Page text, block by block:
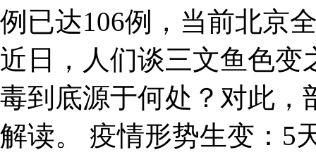
例已达106例，当前北京
近日，人们谈三文鱼色
毒到底源于何处？对此，
解读。 疫情形势生变：5